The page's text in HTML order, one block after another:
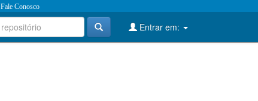
Fale Conosco
Entrar em: